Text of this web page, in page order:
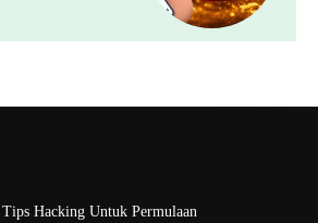
Tips Hacking Untuk Permulaan